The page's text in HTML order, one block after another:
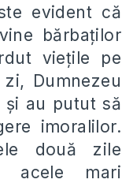
evident că
bărbaților
viețile pe
Dumnezeu
au putut să
imoralilor.
două zile
acele mari